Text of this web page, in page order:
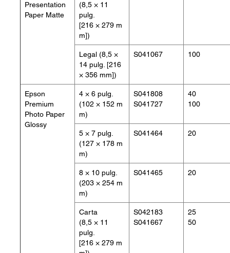
Presentation
Paper Matte
(8,5 × 11
pulg.
[216 × 279 m
m])
Legal (8,5 ×
14 pulg. [216
× 356 mm])
S041067 100
Epson
Premium
Photo Paper
Glossy
4 × 6 pulg.
(102 × 152 m
m)
S041808
S041727
40
100
5 × 7 pulg.
(127 × 178 m
m)
S041464 20
8 × 10 pulg.
(203 × 254 m
m)
S041465 20
Carta
(8,5 × 11
pulg.
[216 × 279 m
S042183
S041667
25
50